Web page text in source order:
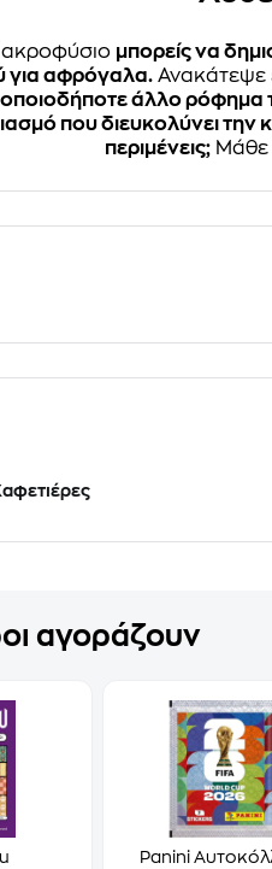
μπορείς να
για αφρόγαλα. Ανακάτεψε
οποιοδήποτε άλλο ρόφημα
που διευκολύνει την
περιμένεις; Μάθε
αγοράζουν
Panini